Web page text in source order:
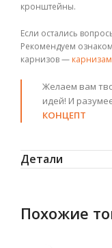
кронштейны.
Если остались
Рекомендуем
карнизов —
Желаем вам
идей! И
КОНЦЕПТ
Детали
Похожие